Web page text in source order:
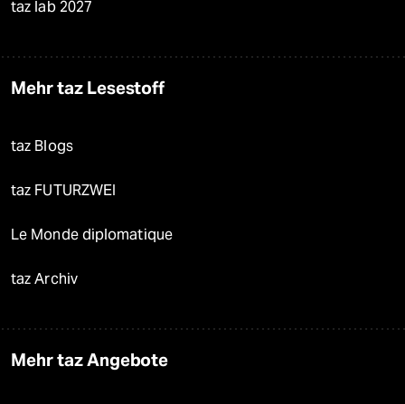
taz lab 2027
Mehr taz Lesestoff
taz Blogs
taz FUTURZWEI
Le Monde diplomatique
taz Archiv
Mehr taz Angebote